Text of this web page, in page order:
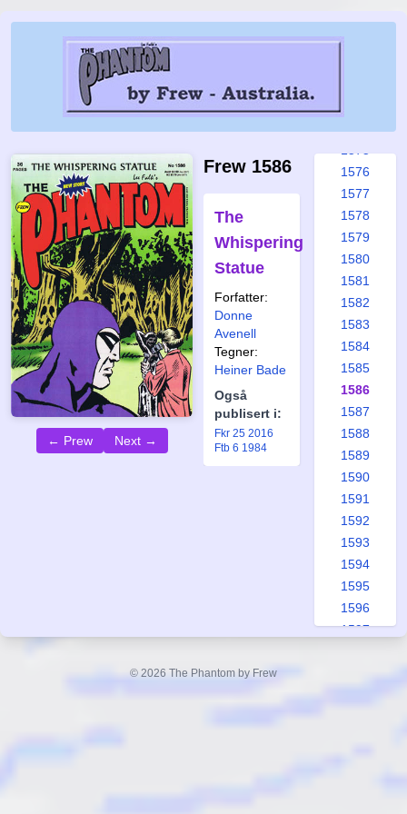
← Prew Next →
Frew 1586
The
Whispering
Statue
Forfatter:
Donne
Avenell
Tegner:
Heiner Bade
Også
publisert i:
Fkr 25 2016
Ftb 6 1984
1569
1570
1576
1577
1578
1579
1580
1581
1582
1583
1584
1585
1586
1587
1588
1589
1590
1591
1592
1593
1594
1595
1596
1597
© 2026 The Phantom by Frew